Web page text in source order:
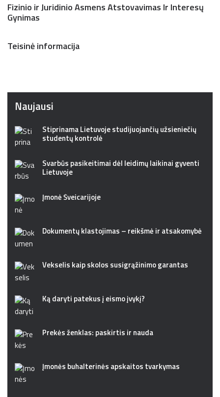
Fizinio ir Juridinio Asmens Atstovavimas Ir Interesų
Gynimas
Teisinė informacija
Naujausi
Stiprinama Lietuvoje studijuojančių užsieniečių
studentų kontrolė
Svarbūs pasikeitimai dėl leidimų laikinai gyventi
Lietuvoje
Įmonė Šveicarijoje
Dokumentų klastojimas – reikšmė ir atsakomybė
Vekselis kaip skolos susigrąžinimo garantas
Ką daryti patekus į eismo įvykį?
Prekės ženklas: paskirtis ir nauda
Įmonės buhalterinės apskaitos tvarkymas